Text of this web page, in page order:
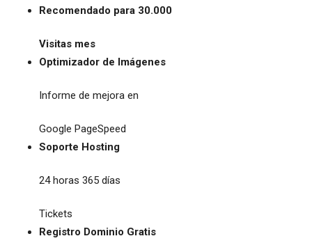
Recomendado para 30.000
Visitas mes
Optimizador de Imágenes
Informe de mejora en
Google PageSpeed
Soporte Hosting
24 horas 365 días
Tickets
Registro Dominio Gratis